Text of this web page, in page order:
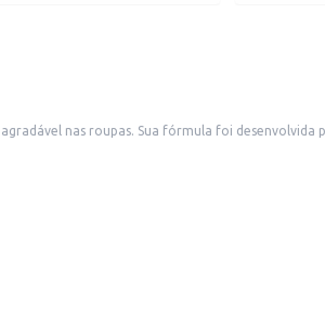
nas roupas. Sua fórmula foi
manual.